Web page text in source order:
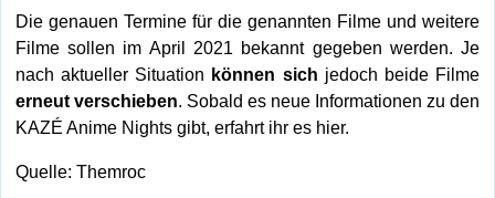
Die genauen Termine für die genannten Filme und weitere
Filme sollen im April 2021 bekannt gegeben werden. Je
nach aktueller Situation können sich jedoch beide Filme
erneut verschieben. Sobald es neue Informationen zu den
KAZÉ Anime Nights gibt, erfahrt ihr es hier.
Quelle: Themroc